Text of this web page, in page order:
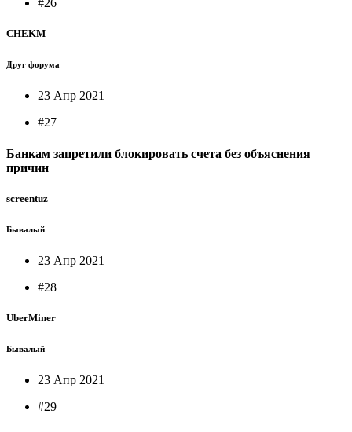
#26
CHEKM
Друг форума
23 Апр 2021
#27
Банкам запретили блокировать счета без объяснения
причин
screentuz
Бывалый
23 Апр 2021
#28
UberMiner
Бывалый
23 Апр 2021
#29